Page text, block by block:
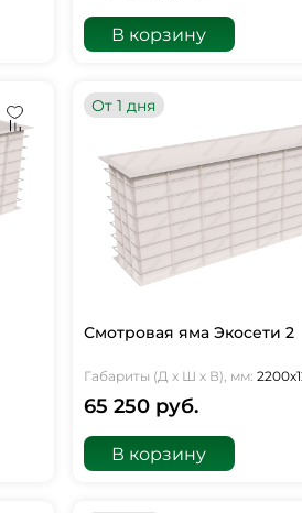
В корзину
От 1 дня
Смотровая яма Экосети 2
Габариты (Д х Ш х В), мм:
65 250 руб.
В корзину